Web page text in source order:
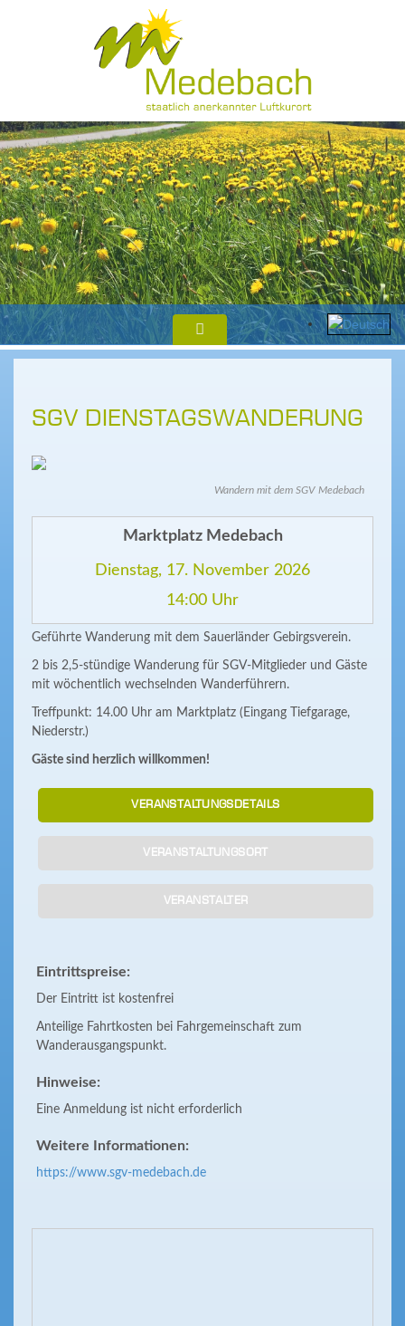
SGV DIENSTAGSWANDERUNG
Wandern mit dem SGV Medebach
Marktplatz Medebach
Dienstag, 17. November 2026
14:00 Uhr
Geführte Wanderung mit dem Sauerländer Gebirgsverein.
2 bis 2,5-stündige Wanderung für SGV-Mitglieder und Gäste
mit wöchentlich wechselnden Wanderführern.
Treffpunkt: 14.00 Uhr am Marktplatz (Eingang Tiefgarage,
Niederstr.)
Gäste sind herzlich willkommen!
VERANSTALTUNGSDETAILS
VERANSTALTUNGSORT
VERANSTALTER
Eintrittspreise:
Der Eintritt ist kostenfrei
Anteilige Fahrtkosten bei Fahrgemeinschaft zum
Wanderausgangspunkt.
Hinweise:
Eine Anmeldung ist nicht erforderlich
Weitere Informationen:
https://www.sgv-medebach.de